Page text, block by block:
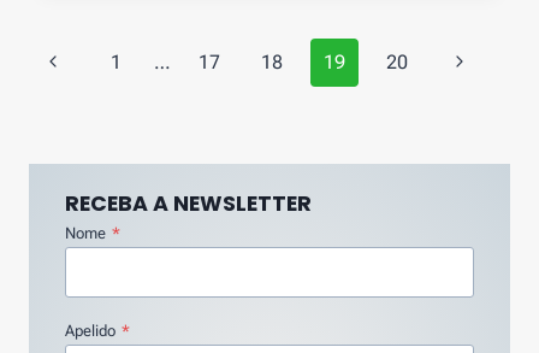
Page
Previous1 … 17 18 19 20
Next
RECEBA A NEWSLETTER
Nome *
Apelido *